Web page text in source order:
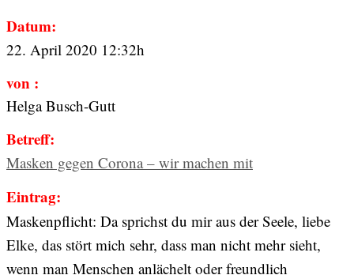
Datum:
22. April 2020 12:32h
von :
Helga Busch-Gutt
Betreff:
Masken gegen Corona – wir machen mit
Eintrag:
Maskenpflicht: Da sprichst du mir aus der Seele, liebe
Elke, das stört mich sehr, dass man nicht mehr sieht,
wenn man Menschen anlächelt oder freundlich